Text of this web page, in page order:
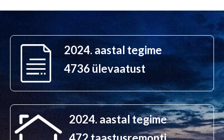
2024. aastal tegime
4736 ülevaatust
2024. aastal tegime